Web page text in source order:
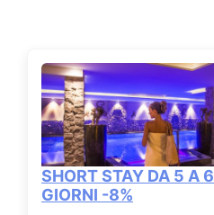
SHORT STAY DA 5 A 6
GIORNI -8%